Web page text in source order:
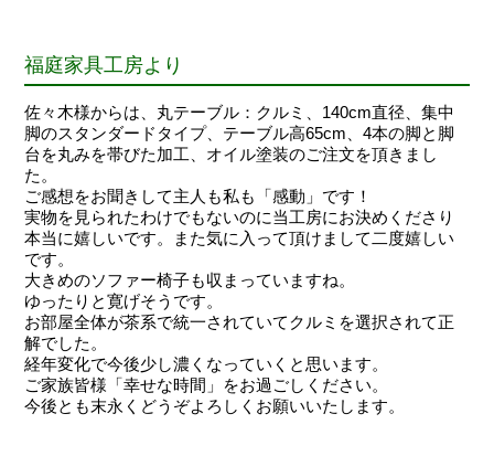
福庭家具工房より
佐々木様からは、丸テーブル：クルミ、140cm直径、集中
脚のスタンダードタイプ、テーブル高65cm、4本の脚と脚
台を丸みを帯びた加工、オイル塗装のご注文を頂きまし
た。
ご感想をお聞きして主人も私も「感動」です！
実物を見られたわけでもないのに当工房にお決めくださり
本当に嬉しいです。また気に入って頂けまして二度嬉しい
です。
大きめのソファー椅子も収まっていますね。
ゆったりと寛げそうです。
お部屋全体が茶系で統一されていてクルミを選択されて正
解でした。
経年変化で今後少し濃くなっていくと思います。
ご家族皆様「幸せな時間」をお過ごしください。
今後とも末永くどうぞよろしくお願いいたします。